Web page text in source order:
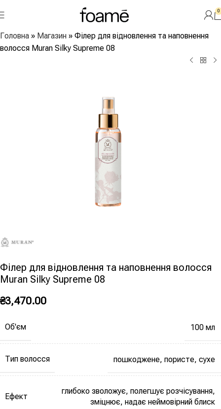
0
Головна » Магазин » Філер для відновлення та наповнення
волосся Muran Silky Supreme 08
Філер для відновлення та наповнення волосся
Muran Silky Supreme 08
₴3,470.00
Об'єм 100 мл
Тип волосся пошкоджене, пористе, сухе
Ефект
глибоко зволожує, полегшує розчісування,
зміцнює, надає неймовірний блиск